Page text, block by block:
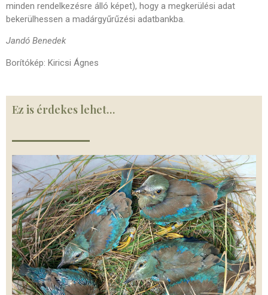
minden rendelkezésre álló képet), hogy a megkerülési adat
bekerülhessen a madárgyűrűzési adatbankba.
Jandó Benedek
Borítókép: Kiricsi Ágnes
Ez is érdekes lehet…